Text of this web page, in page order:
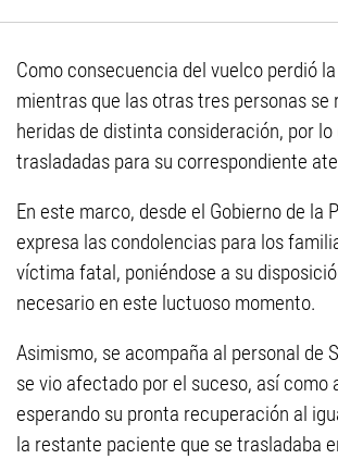
Como consecuencia del vuelco perdió
mientras que las otras tres personas se
heridas de distinta consideración, por lo
trasladadas para su correspondiente
En este marco, desde el Gobierno de la
expresa las condolencias para los
víctima fatal, poniéndose a su
necesario en este luctuoso momento.
Asimismo, se acompaña al personal de
se vio afectado por el suceso, así como
esperando su pronta recuperación al
la restante paciente que se trasladaba